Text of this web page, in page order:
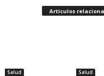
Artículos
Salud Salud